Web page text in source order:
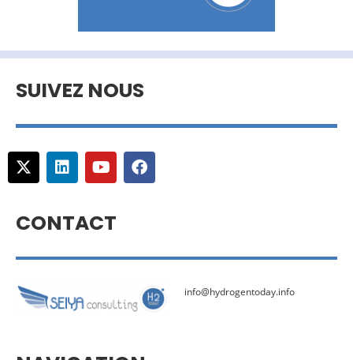
SUIVEZ NOUS
CONTACT
info@hydrogentoday.info